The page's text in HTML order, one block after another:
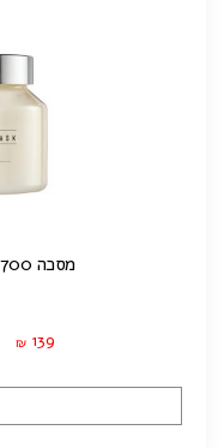
מסכה 700 קרטין וקייל | 550 מ"ל
₪ 139